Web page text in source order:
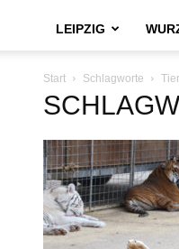
LEIPZIG
Start Schlagworte